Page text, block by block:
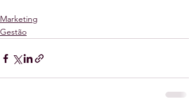
Marketing
Gestão